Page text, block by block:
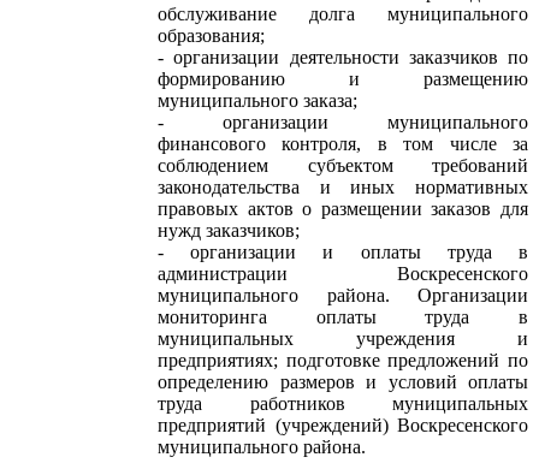
обслуживание долга муниципального
образования;
- организации деятельности заказчиков по
формированию и размещению
муниципального заказа;
- организации муниципального
финансового контроля, в том числе за
соблюдением субъектом требований
законодательства и иных нормативных
правовых актов о размещении заказов для
нужд заказчиков;
- организации и оплаты труда в
администрации Воскресенского
муниципального района. Организации
мониторинга оплаты труда в
муниципальных учреждения и
предприятиях; подготовке предложений по
определению размеров и условий оплаты
труда работников муниципальных
предприятий (учреждений) Воскресенского
муниципального района.